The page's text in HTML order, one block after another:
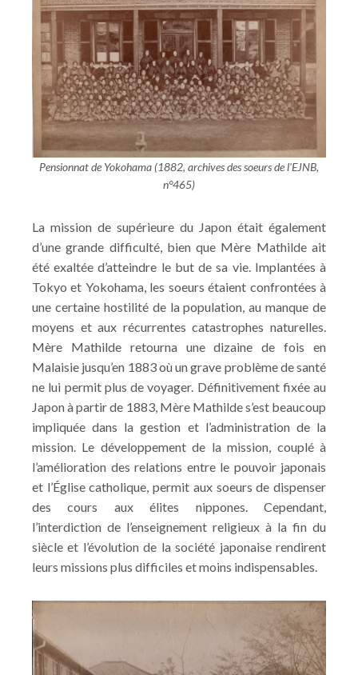
Pensionnat de Yokohama (1882, archives des soeurs de l'EJNB,
n°465)
La mission de supérieure du Japon était également
d’une grande difficulté, bien que Mère Mathilde ait
été exaltée d’atteindre le but de sa vie. Implantées à
Tokyo et Yokohama, les soeurs étaient confrontées à
une certaine hostilité de la population, au manque de
moyens et aux récurrentes catastrophes naturelles.
Mère Mathilde retourna une dizaine de fois en
Malaisie jusqu’en 1883 où un grave problème de santé
ne lui permit plus de voyager. Définitivement fixée au
Japon à partir de 1883, Mère Mathilde s’est beaucoup
impliquée dans la gestion et l’administration de la
mission. Le développement de la mission, couplé à
l’amélioration des relations entre le pouvoir japonais
et l’Église catholique, permit aux soeurs de dispenser
des cours aux élites nippones. Cependant,
l’interdiction de l’enseignement religieux à la fin du
siècle et l’évolution de la société japonaise rendirent
leurs missions plus difficiles et moins indispensables.